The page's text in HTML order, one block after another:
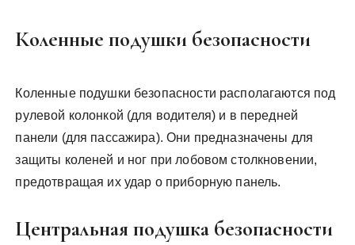
Коленные подушки безопасности
Коленные подушки безопасности располагаются под
рулевой колонкой (для водителя) и в передней
панели (для пассажира). Они предназначены для
защиты коленей и ног при лобовом столкновении,
предотвращая их удар о приборную панель.
Центральная подушка безопасности